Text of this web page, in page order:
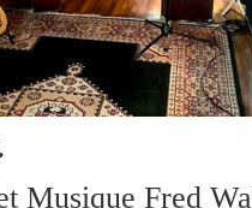
Musique Fred